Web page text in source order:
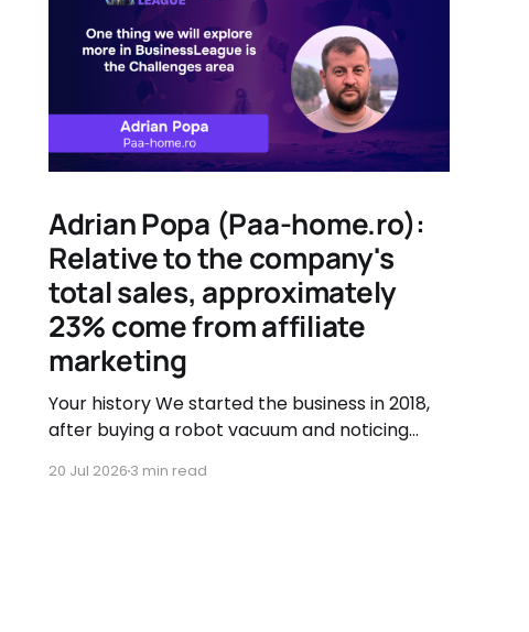
Adrian Popa (Paa-home.ro):
Relative to the company's
total sales, approximately
23% come from affiliate
marketing
Your history We started the business in 2018,
after buying a robot vacuum and noticing
available. That's when we asked ourselves if
20 Jul 20263 min read